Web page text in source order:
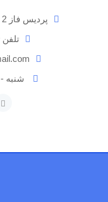
پردیس فاز 2 ، ضلع شمال غربی میدان امام
شنبه